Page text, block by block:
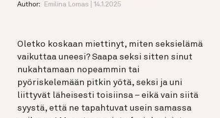
Author: Emilina Lomas 14.1.2025
Oletko koskaan miettinyt, miten seksielämä
vaikuttaa uneesi? Saapa seksi sitten sinut
nukahtamaan nopeammin tai
pyöriskelemään pitkin yötä, seksi ja uni
liittyvät läheisesti toisiinsa – eikä vain siitä
syystä, että ne tapahtuvat usein samassa